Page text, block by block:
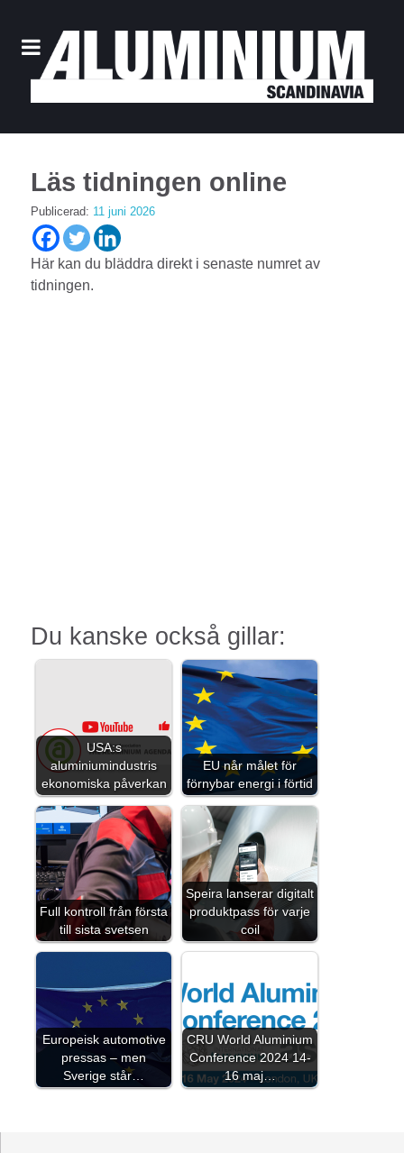
Läs tidningen online
Publicerad: 11 juni 2026
Här kan du bläddra direkt i senaste numret av
tidningen.
Du kanske också gillar:
USA:s
aluminiumindustris
ekonomiska påverkan
EU når målet för
förnybar energi i förtid
Full kontroll från första
till sista svetsen
Speira lanserar digitalt
produktpass för varje
coil
Europeisk automotive
pressas – men
Sverige står…
CRU World Aluminium
Conference 2024 14-
16 maj…